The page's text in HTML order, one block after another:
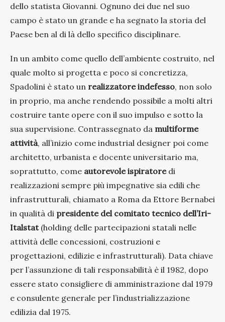
dello statista Giovanni. Ognuno dei due nel suo
campo è stato un grande e ha segnato la storia del
Paese ben al di là dello specifico disciplinare.
In un ambito come quello dell’ambiente costruito, nel
quale molto si progetta e poco si concretizza,
Spadolini è stato un realizzatore indefesso, non solo
in proprio, ma anche rendendo possibile a molti altri
costruire tante opere con il suo impulso e sotto la
sua supervisione. Contrassegnato da multiforme
attività, all’inizio come industrial designer poi come
architetto, urbanista e docente universitario ma,
soprattutto, come autorevole ispiratoredi
realizzazioni sempre più impegnative sia edili che
infrastrutturali, chiamato a Roma da Ettore Bernabei
in qualità di presidente del comitato tecnico dell’Iri-
Italstat(holding delle partecipazioni statali nelle
attività delle concessioni, costruzioni e
progettazioni, edilizie e infrastrutturali). Data chiave
per l’assunzione di tali responsabilità è il 1982, dopo
essere stato consigliere di amministrazione dal 1979
e consulente generale per l’industrializzazione
edilizia dal 1975.